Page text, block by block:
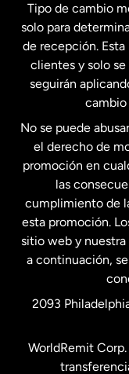
Tipo de cambio
solo para
de recepción.
clientes y solo se
seguirán
cambio
No se puede
el derecho de
promoción en
las
cumplimiento de
esta promoción.
sitio web y
a continuación,
2093
WorldRemit